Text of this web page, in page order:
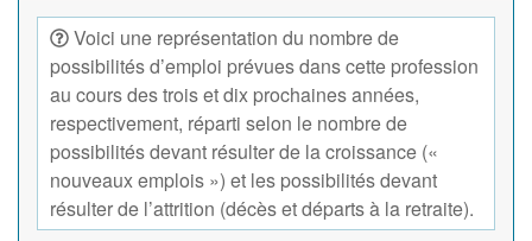
Voici une représentation du nombre de
possibilités d’emploi prévues dans cette profession
au cours des trois et dix prochaines années,
respectivement, réparti selon le nombre de
possibilités devant résulter de la croissance («
nouveaux emplois ») et les possibilités devant
résulter de l’attrition (décès et départs à la retraite).